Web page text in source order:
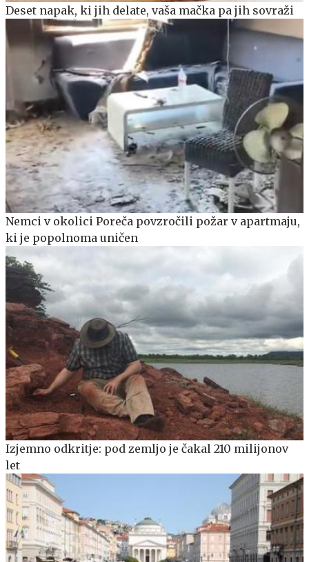
Deset napak, ki jih delate, vaša mačka pa jih sovraži
Nemci v okolici Poreča povzročili požar v apartmaju,
ki je popolnoma uničen
Izjemno odkritje: pod zemljo je čakal 210 milijonov
let